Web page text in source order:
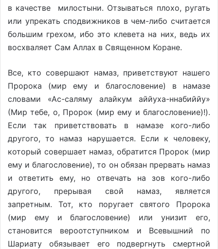
в качестве милостыни. Отзываться плохо, ругать
или упрекать сподвижников в чем-либо считается
большим грехом, ибо это клевета на них, ведь их
восхваляет Сам Аллах в Священном Коране.
Все, кто совершают намаз, приветствуют нашего
Пророка (мир ему и благословение) в намазе
словами «Ас-саляму алайкум аййуха-ннабиййу»
(Мир тебе, о, Пророк (мир ему и благословение)!).
Если так приветствовать в намазе кого-либо
другого, то намаз нарушается. Если к человеку,
который совершает намаз, обратится Пророк (мир
ему и благословение), то он обязан прервать намаз
и ответить ему, но отвечать на зов кого-либо
другого, прерывая свой намаз, является
запретным. Тот, кто поругает святого Пророка
(мир ему и благословение) или унизит его,
становится вероотступником и Всевышний по
Шариату обязывает его подвергнуть смертной